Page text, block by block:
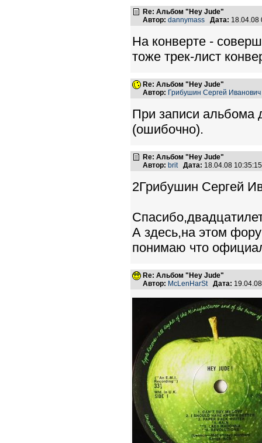
Re: Альбом "Hey Jude"
Автор: dannymass Дата:
На конверте -
тоже трек-лист
Re: Альбом "Hey Jude"
Автор: Грибушин Сергей Иванович
При записи альбома
(ошибочно).
Re: Альбом "Hey Jude"
Автор: brit Дата: 18.04.08
2Грибушин Сергей
А здесь,на этом
понимаю что
Re: Альбом "Hey Jude"
Автор: McLenHarSt Дата: